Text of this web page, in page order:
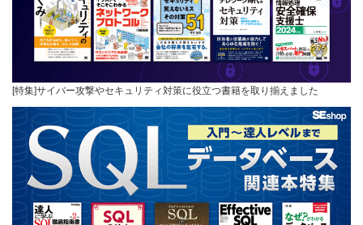
[特集]サイバー攻撃やセキュリティ対策に役立つ書籍を取り揃えました